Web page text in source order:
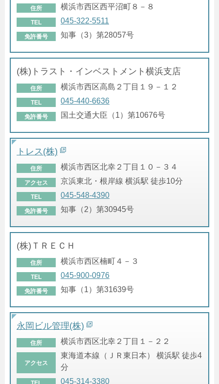
住所 横浜市西区西平沼町８－８
TEL 045-322-5511
免許番号 知事（3）第28057号
(株)トラスト・インベストメント横浜支店
住所 横浜市西区高島２丁目１９－１２
TEL 045-440-6636
免許番号 国土交通大臣（1）第10676号
トレス(株)
住所 横浜市西区北幸２丁目１０－３４
アクセス 京浜東北・根岸線 横浜駅 徒歩10分
TEL 045-548-4390
免許番号 知事（2）第30945号
(株)ＴＲＥＣＨ
住所 横浜市西区楠町４－３
TEL 045-900-0976
免許番号 知事（1）第31639号
永岡ビル管理(株)
住所 横浜市西区北幸２丁目１－２２
アクセス
東海道本線（ＪＲ東日本） 横浜駅 徒歩4
分
045-314-3380